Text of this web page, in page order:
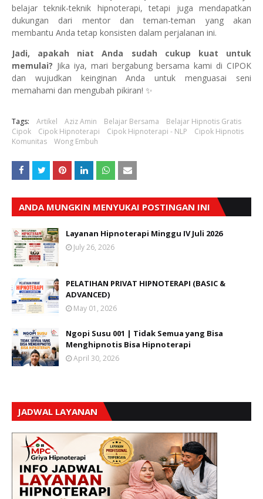
belajar teknik-teknik hipnoterapi, tetapi juga mendapatkan
dukungan dari mentor dan teman-teman yang akan
membantu Anda tetap konsisten dalam perjalanan ini.
Jadi, apakah niat Anda sudah cukup kuat untuk
memulai? Jika iya, mari bergabung bersama kami di CIPOK
dan wujudkan keinginan Anda untuk menguasai seni
memahami dan mengubah pikiran! ✨
Tags: Artikel Aziz Amin Belajar Bersama
Belajar Hipnotis Gratis
Cipok
Cipok Hipnoterapi Cipok Hipnoterapi - NLP
Cipok Hipnotis
Komunitas
Wong Embuh
ANDA MUNGKIN MENYUKAI POSTINGAN INI
Layanan Hipnoterapi Minggu IV Juli 2026
July 26, 2026
PELATIHAN PRIVAT HIPNOTERAPI (BASIC &
ADVANCED)
May 01, 2026
Ngopi Susu 001 | Tidak Semua yang Bisa
Menghipnotis Bisa Hipnoterapi
April 30, 2026
JADWAL LAYANAN